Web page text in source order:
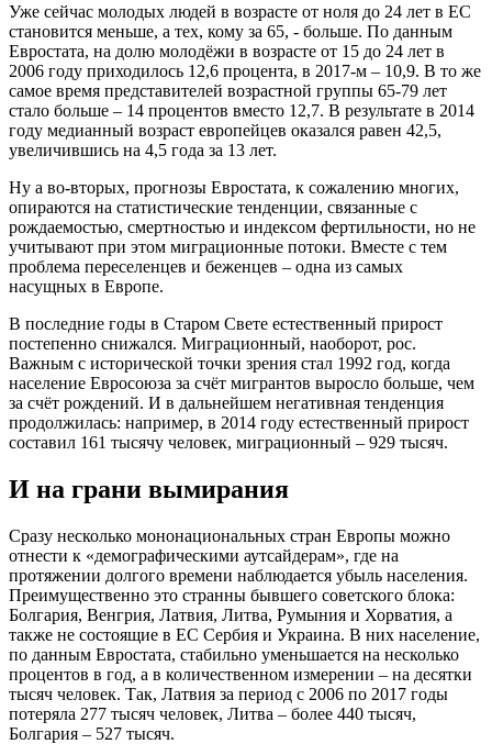
Уже сейчас молодых людей в возрасте от ноля до 24 лет в ЕС
становится меньше, а тех, кому за 65, - больше. По данным
Евростата, на долю молодёжи в возрасте от 15 до 24 лет в
2006 году приходилось 12,6 процента, в 2017-м – 10,9. В то же
самое время представителей возрастной группы 65-79 лет
стало больше – 14 процентов вместо 12,7. В результате в 2014
году медианный возраст европейцев оказался равен 42,5,
увеличившись на 4,5 года за 13 лет.
Ну а во-вторых, прогнозы Евростата, к сожалению многих,
опираются на статистические тенденции, связанные с
рождаемостью, смертностью и индексом фертильности, но не
учитывают при этом миграционные потоки. Вместе с тем
проблема переселенцев и беженцев – одна из самых
насущных в Европе.
В последние годы в Старом Свете естественный прирост
постепенно снижался. Миграционный, наоборот, рос.
Важным с исторической точки зрения стал 1992 год, когда
население Евросоюза за счёт мигрантов выросло больше, чем
за счёт рождений. И в дальнейшем негативная тенденция
продолжилась: например, в 2014 году естественный прирост
составил 161 тысячу человек, миграционный – 929 тысяч.
И на грани вымирания
Сразу несколько мононациональных стран Европы можно
отнести к «демографическими аутсайдерам», где на
протяжении долгого времени наблюдается убыль населения.
Преимущественно это странны бывшего советского блока:
Болгария, Венгрия, Латвия, Литва, Румыния и Хорватия, а
также не состоящие в ЕС Сербия и Украина. В них население,
по данным Евростата, стабильно уменьшается на несколько
процентов в год, а в количественном измерении – на десятки
тысяч человек. Так, Латвия за период с 2006 по 2017 годы
потеряла 277 тысяч человек, Литва – более 440 тысяч,
Болгария – 527 тысяч.